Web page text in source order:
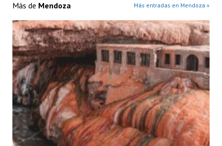
Más de Mendoza Más entradas en Mendoza »